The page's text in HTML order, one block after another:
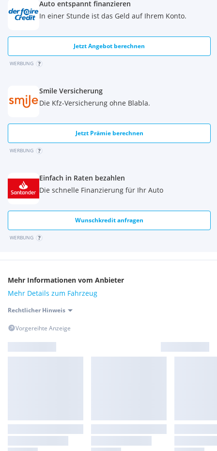
Auto entspannt finanzieren
In einer Stunde ist das Geld auf Ihrem Konto.
Jetzt Angebot berechnen
WERBUNG
Smile Versicherung
Die Kfz-Versicherung ohne Blabla.
Jetzt Prämie berechnen
WERBUNG
Einfach in Raten bezahlen
Die schnelle Finanzierung für Ihr Auto
Wunschkredit anfragen
WERBUNG
Mehr Informationen vom Anbieter
Mehr Details zum Fahrzeug
Rechtlicher Hinweis
Vorgereihte Anzeige